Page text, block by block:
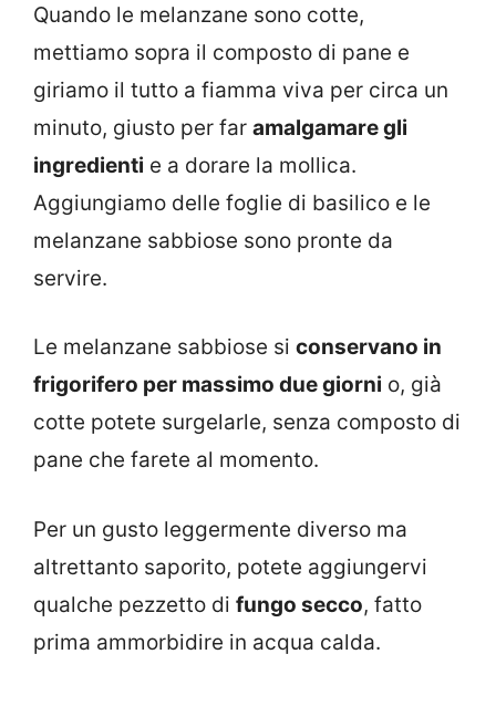
Quando le melanzane sono cotte,
mettiamo sopra il composto di pane e
giriamo il tutto a fiamma viva per circa un
minuto, giusto per far amalgamare gli
ingredienti e a dorare la mollica.
Aggiungiamo delle foglie di basilico e le
melanzane sabbiose sono pronte da
servire.
Le melanzane sabbiose si conservano in
frigorifero per massimo due giorni o, già
cotte potete surgelarle, senza composto di
pane che farete al momento.
Per un gusto leggermente diverso ma
altrettanto saporito, potete aggiungervi
qualche pezzetto di fungo secco, fatto
prima ammorbidire in acqua calda.